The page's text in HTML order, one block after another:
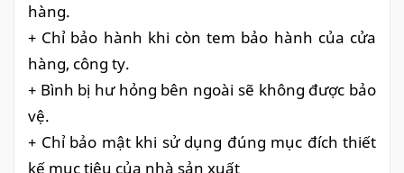
hàng.
+ Chỉ bảo hành khi còn tem bảo hành của cửa
hàng, công ty.
+ Bình bị hư hỏng bên ngoài sẽ không được bảo
vệ.
+ Chỉ bảo mật khi sử dụng đúng mục đích thiết
kế mục tiêu của nhà sản xuất